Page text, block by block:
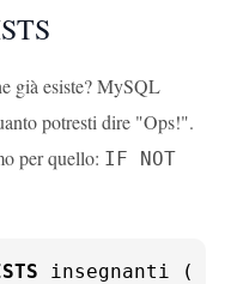
già esiste? MySQL
potresti dire "Ops!".
per quello: IF NOT
insegnanti (